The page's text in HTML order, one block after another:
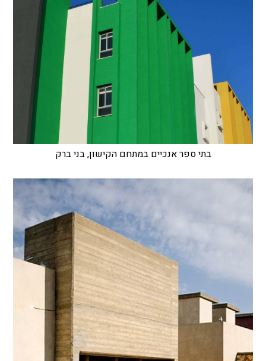
בתי ספר אנכיים במתחם הקישון, בני ברק